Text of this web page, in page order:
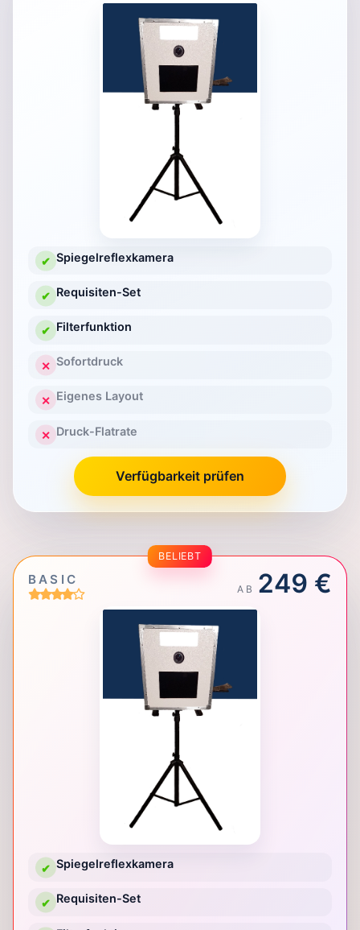
✔ Spiegelreflexkamera
✔ Requisiten-Set
✔ Filterfunktion
✕ Sofortdruck
✕ Eigenes Layout
✕ Druck-Flatrate
Verfügbarkeit prüfen
BELIEBT
BASIC
AB 249 €
✔ Spiegelreflexkamera
✔ Requisiten-Set